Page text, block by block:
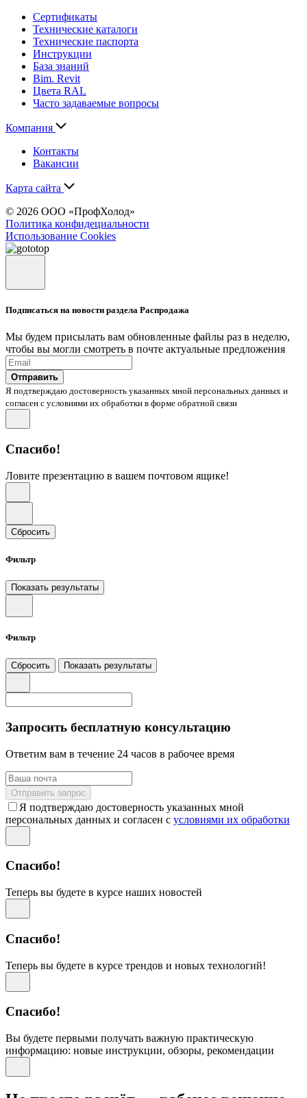
Сертификаты
Технические каталоги
Технические паспорта
Инструкции
База знаний
Bim. Revit
Цвета RAL
Часто задаваемые вопросы
Компания
Контакты
Вакансии
Карта сайта
© 2026 ООО «ПрофХолод»
Политика конфидециальности
Использование Cookies
Подписаться на новости раздела Распродажа
Мы будем присылать вам обновленные файлы раз в неделю,
чтобы вы могли смотреть в почте актуальные предложения
Отправить
Я подтверждаю достоверность указанных мной персональных данных и
согласен с условиями их обработки в форме обратной связи
Спасибо!
Ловите презентацию в вашем почтовом ящике!
Сбросить
Фильтр
Показать результаты
Фильтр
Сбросить Показать результаты
Запросить бесплатную консультацию
Ответим вам в течение 24 часов в рабочее время
Отправить запрос
Я подтверждаю достоверность указанных мной
персональных данных и согласен с условиями их обработки
Спасибо!
Теперь вы будете в курсе наших новостей
Спасибо!
Теперь вы будете в курсе трендов и новых технологий!
Спасибо!
Вы будете первыми получать важную практическую
информацию: новые инструкции, обзоры, рекомендации